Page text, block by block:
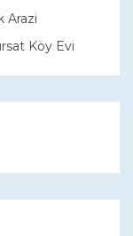
Arazi
Köy Evi